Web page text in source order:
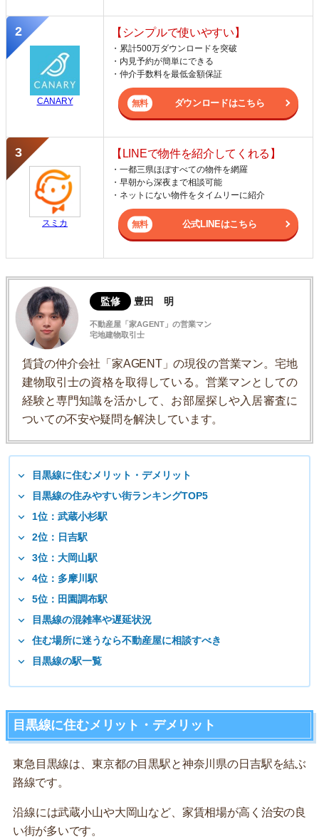
CANARY
【シンプルで使いやすい】
・累計500万ダウンロードを突破
・内見予約が簡単にできる
・仲介手数料を最低金額保証
ダウンロードはこちら
スミカ
【LINEで物件を紹介してくれる】
・一都三県ほぼすべての物件を網羅
・早朝から深夜まで相談可能
・ネットにない物件をタイムリーに紹介
公式LINEはこちら
監修 豊田 明
不動産屋「家AGENT」の営業マン
宅地建物取引士
賃貸の仲介会社「家AGENT」の現役の営業マン。宅地
建物取引士の資格を取得している。営業マンとしての
経験と専門知識を活かして、お部屋探しや入居審査に
ついての不安や疑問を解決しています。
目黒線に住むメリット・デメリット
目黒線の住みやすい街ランキングTOP5
1位：武蔵小杉駅
2位：日吉駅
3位：大岡山駅
4位：多摩川駅
5位：田園調布駅
目黒線の混雑率や遅延状況
住む場所に迷うなら不動産屋に相談すべき
目黒線の駅一覧
目黒線に住むメリット・デメリット
東急目黒線は、東京都の目黒駅と神奈川県の日吉駅を結ぶ
路線です。
沿線には武蔵小山や大岡山など、家賃相場が高く治安の良
い街が多いです。